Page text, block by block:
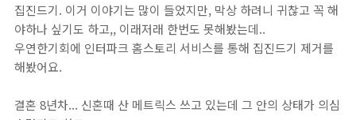
집진드기. 이거 이야기는 많이 들었지만, 막상 하려니 귀찮고 꼭 해
야하나 싶기도 하고,, 이래저래 한번도 못해봤는데..
우연한기회에 인터파크 홈스토리 서비스를 통해 집진드기 제거를
해봤어요.
결혼 8년차... 신혼때 산 메트릭스 쓰고 있는데 그 안의 상태가 의심